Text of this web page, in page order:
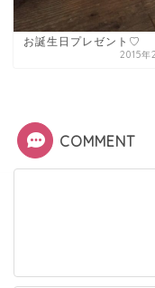
お誕生日プレゼント♡
2015年
COMMENT